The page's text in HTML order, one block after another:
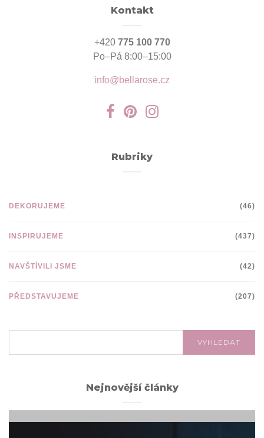
Kontakt
+420 775 100 770
Po–Pá 8:00–15:00
info@bellarose.cz
Rubriky
DEKORUJEME (46)
INSPIRUJEME (437)
NAVŠTÍVILI JSME (42)
PŘEDSTAVUJEME (207)
VYHLEDAT
Nejnovější články